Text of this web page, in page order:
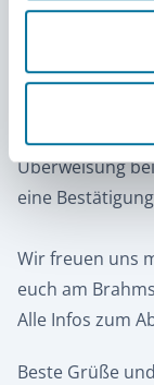
Für jede
Überweisung
Mit der
Aufnahme in
Überweisung
eine
Wir freuen uns
euch am
Alle Infos zum
Beste Grüße